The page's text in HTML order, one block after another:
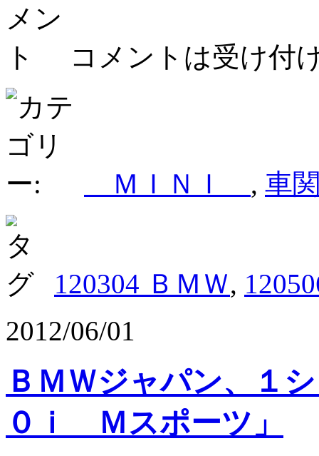
コメントは受け付
ＭＩＮＩ , 車
120304 ＢＭＷ,
2012/06/01
ＢＭＷジャパン、１
０ｉ Ｍスポーツ」